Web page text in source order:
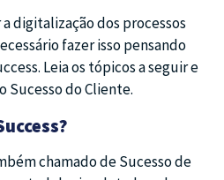
digitalização dos processos
fazer isso pensando
Leia os tópicos a seguir e
Sucesso do Cliente.
chamado de Sucesso de